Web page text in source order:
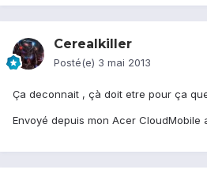
Cerealkiller
Posté(e) 3 mai 2013
Ça deconnait , çà doit etre pour ça
Envoyé depuis mon Acer CloudMobile